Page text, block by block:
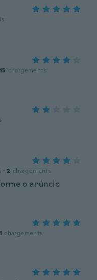
15 chargements
· 2 chargements
o anúncio
1 chargements